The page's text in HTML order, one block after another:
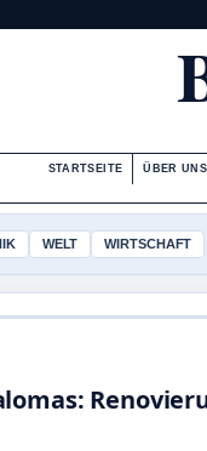
STARTSEITE ÜBER UNS
WELT WIRTSCHAFT